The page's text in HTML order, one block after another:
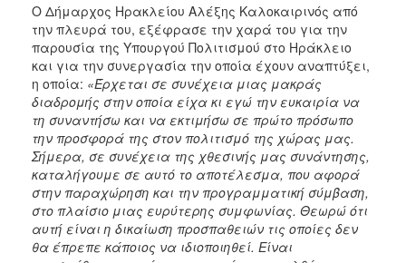
Ο Δήμαρχος Ηρακλείου Αλέξης Καλοκαιρινός από
την πλευρά του, εξέφρασε την χαρά του για την
παρουσία της Υπουργού Πολιτισμού στο Ηράκλειο
και για την συνεργασία την οποία έχουν αναπτύξει,
η οποία: «Έρχεται σε συνέχεια μιας μακράς
διαδρομής στην οποία είχα κι εγώ την ευκαιρία να
τη συναντήσω και να εκτιμήσω σε πρώτο πρόσωπο
την προσφορά της στον πολιτισμό της χώρας μας.
Σήμερα, σε συνέχεια της χθεσινής μας συνάντησης,
καταλήγουμε σε αυτό το αποτέλεσμα, που αφορά
στην παραχώρηση και την προγραμματική σύμβαση,
στο πλαίσιο μιας ευρύτερης συμφωνίας. Θεωρώ ότι
αυτή είναι η δικαίωση προσπαθειών τις οποίες δεν
θα έπρεπε κάποιος να ιδιοποιηθεί. Είναι